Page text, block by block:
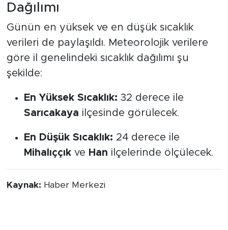
Dağılımı
Günün en yüksek ve en düşük sıcaklık
verileri de paylaşıldı. Meteorolojik verilere
göre il genelindeki sıcaklık dağılımı şu
şekilde:
En Yüksek Sıcaklık: 32 derece ile
Sarıcakaya ilçesinde görülecek.
En Düşük Sıcaklık: 24 derece ile
Mihalıççıkve Han ilçelerinde ölçülecek.
Kaynak: Haber Merkezi